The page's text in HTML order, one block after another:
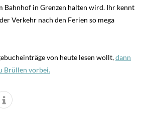
Bahnhof in Grenzen halten wird. Ihr kennt
Verkehr nach den Ferien so mega
von heute lesen wollt,dann
Brüllen vorbei.